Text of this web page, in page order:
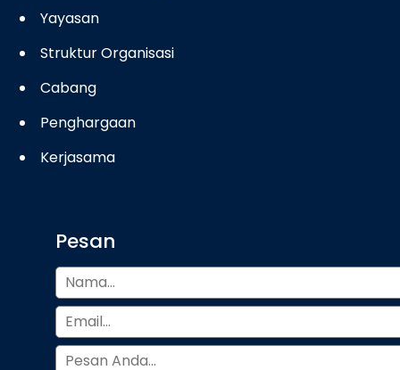
Yayasan
Struktur Organisasi
Cabang
Penghargaan
Kerjasama
Pesan